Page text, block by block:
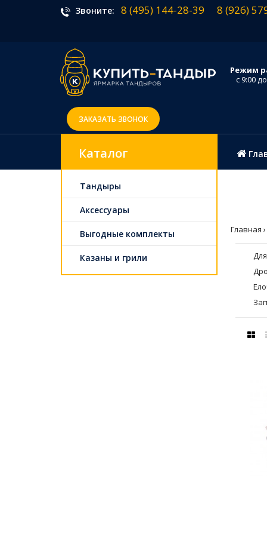
Звоните: 8 (495) 144-28-39 8 (926)
Режим
с 9:00
ЗАКАЗАТЬ ЗВОНОК
Каталог
Тандыры
Аксессуары
Выгодные комплекты
Казаны и грили
Главная